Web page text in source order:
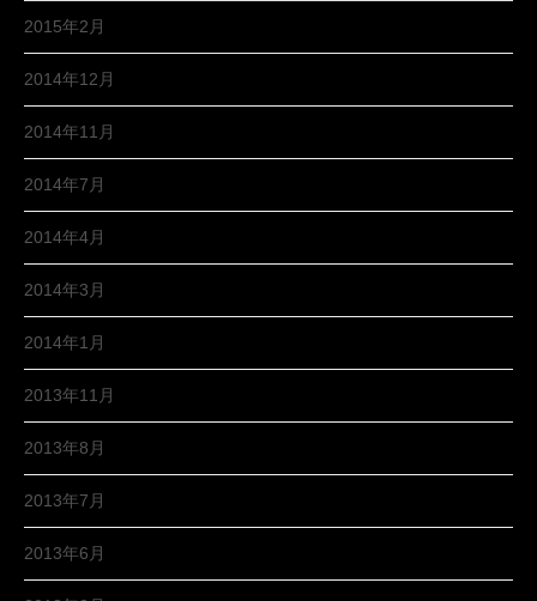
2015年2月
2014年12月
2014年11月
2014年7月
2014年4月
2014年3月
2014年1月
2013年11月
2013年8月
2013年7月
2013年6月